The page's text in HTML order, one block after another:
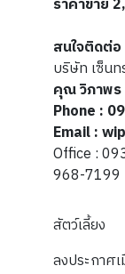
ราคาขาย
สนใจติดต่อ
บริษัท เซ็น
คุณวิภาพ
Phone :
Email :
Office :
968-7199
สัตว์เลี้ยง
ลงประกาศ